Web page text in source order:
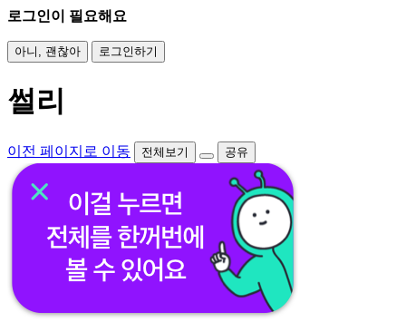
로그인이 필요해요
아니, 괜찮아 로그인하기
썰리
이전 페이지로 이동 전체보기 공유